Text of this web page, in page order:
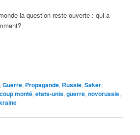
la question reste ouverte : qui a
,Guerre, Propagande, Russie,Saker,
coup monté,etats-unis,guerre,novorussie,